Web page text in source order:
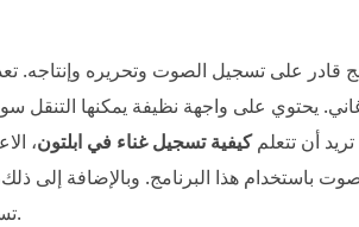
أن تتعلمكيفية تسجيل غناء في ابلتون،
باستخدام هذا البرنامج. وبالإضافة إلى
تساعدك. للبدء، انتقل إلى الأجزاء التالية.